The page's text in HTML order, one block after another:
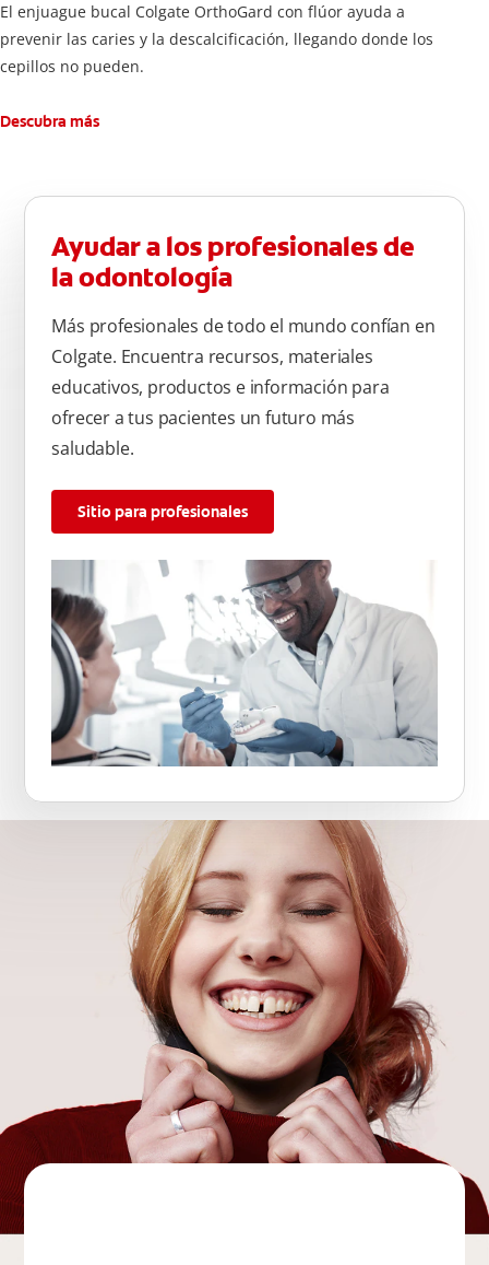
El enjuague bucal Colgate OrthoGard con flúor ayuda a
prevenir las caries y la descalcificación, llegando donde los
cepillos no pueden.
Descubra más
Ayudar a los profesionales de
la odontología
Más profesionales de todo el mundo confían en
Colgate. Encuentra recursos, materiales
educativos, productos e información para
ofrecer a tus pacientes un futuro más
saludable.
Sitio para profesionales